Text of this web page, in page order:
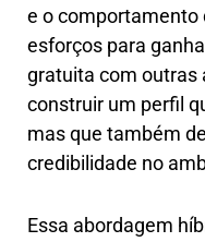
e o comportamento
esforços para
gratuita com outras
construir um perfil
mas que também
credibilidade no
Essa abordagem